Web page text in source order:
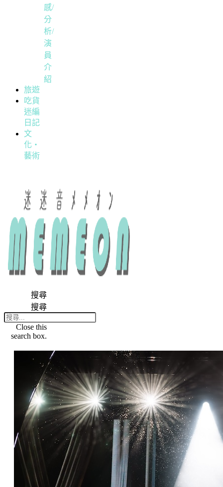
感/
分
析/
演
員
介
紹
旅遊
吃貨
迷編
日記
文
化・
藝術
搜尋
搜尋
Close this
search box.